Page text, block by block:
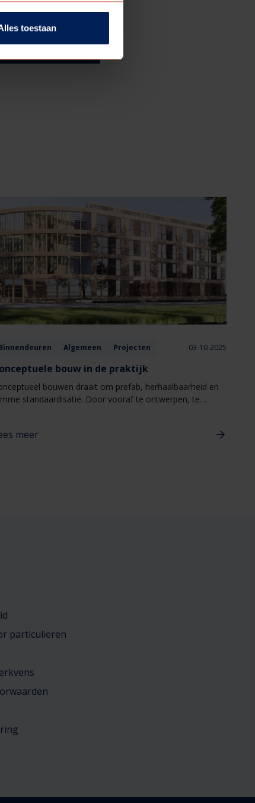
toestaan
Algemeen Projecten 03-10-2025
bouw in de praktijk
bouwen draait om prefab, herhaalbaarheid en
standaardisatie. Door vooraf te ontwerpen, te
meer
particulieren